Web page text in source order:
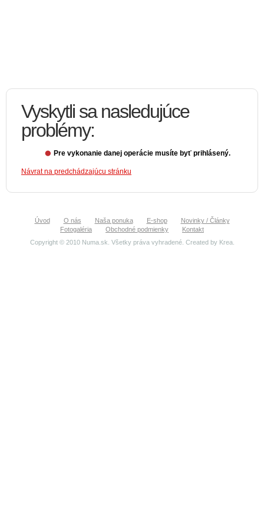
Vyskytli sa nasledujúce
problémy:
Pre vykonanie danej operácie musíte byť prihlásený.
Návrat na predchádzajúcu stránku
Úvod O nás Naša ponuka E-shop
Novinky / Články
Fotogaléria
Obchodné podmienky
Kontakt
Copyright © 2010 Numa.sk. Všetky práva vyhradené. Created by Krea.